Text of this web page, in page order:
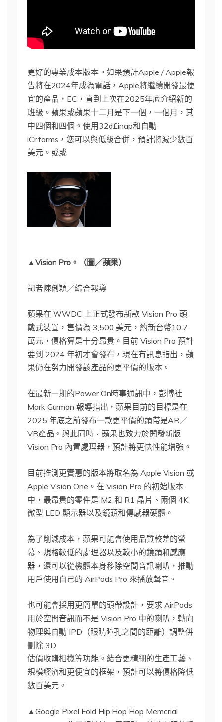
更好的專業成本版本。如果預計Apple / Apple報
告將在2024年成為電話，Apple將繼續開發最便
宜的產品，EC，直到上次在2025年底介紹新的
班級。蘋果或蘋果十二月是下一個，一個月，其
中四個和四個。使用32d£inap和自動
iCr.farms，您可以與低級合併，預計將減少數百
美元。或或
▲Vision Pro。（圖／蘋果）
記者陳俐穎／綜合報導
蘋果在 WWDC 上正式發布新款 Vision Pro 頭
戴式裝置，售價為 3,500 美元，約新台幣10.7
萬元，價格算是十分昂貴。目前 Vision Pro 預計
要到 2024 年初才會發布，現在有訊息指出，蘋
果仍在努力開發該產品的更平價的版本。
在最新一期的Power On時事通訊中，彭博社
Mark Gurman 報導指出，蘋果目前的目標是在
2025 年底之前發布一款更平價的頭帶是AR／
VR產品。與此同時，蘋果也致力於開發新版
Vision Pro 內置處理器，預計將更快性能增強。
目前推測更實惠的版本將取名為 Apple Vision 或
Apple Vision One。在 Vision Pro 的初始版本
中，最昂貴的零件是 M2 和 R1 晶片、兩個 4K
微型 LED 顯示器以及鏡頭和傳感器硬體。
為了削減成本，蘋果可能會使用品質較差的螢
幕、規格較低的處理器以及較小的鏡頭和感應
器，還可以從機體本身移除空間音訊喇叭，推動
用戶使用自己的 AirPods Pro 來播放聲音。
也可能會採用更簡單的頭帶設計，要求 AirPods
用於空間音訊而不是 Vision Pro 中的喇叭，轉向
物理與自動 IPD（眼睛瞳孔之間的距離）調整併
刪除 3D
估價收購相機等功能。結合更精細的生產工藝、
規模經濟和更便宜的框架，預計可以將價格降低
數百美元。
▲Google Pixel Fold Hip Hop Hop Memorial